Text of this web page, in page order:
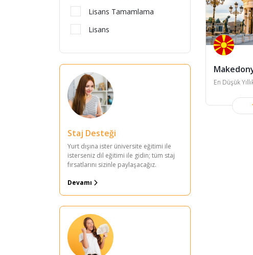
Lisans Tamamlama
Lisans
Staj Desteği
Yurt dışına ister üniversite eğitimi ile
isterseniz dil eğitimi ile gidin; tüm staj
fırsatlarını sizinle paylaşacağız.
Devamı
En Düşük